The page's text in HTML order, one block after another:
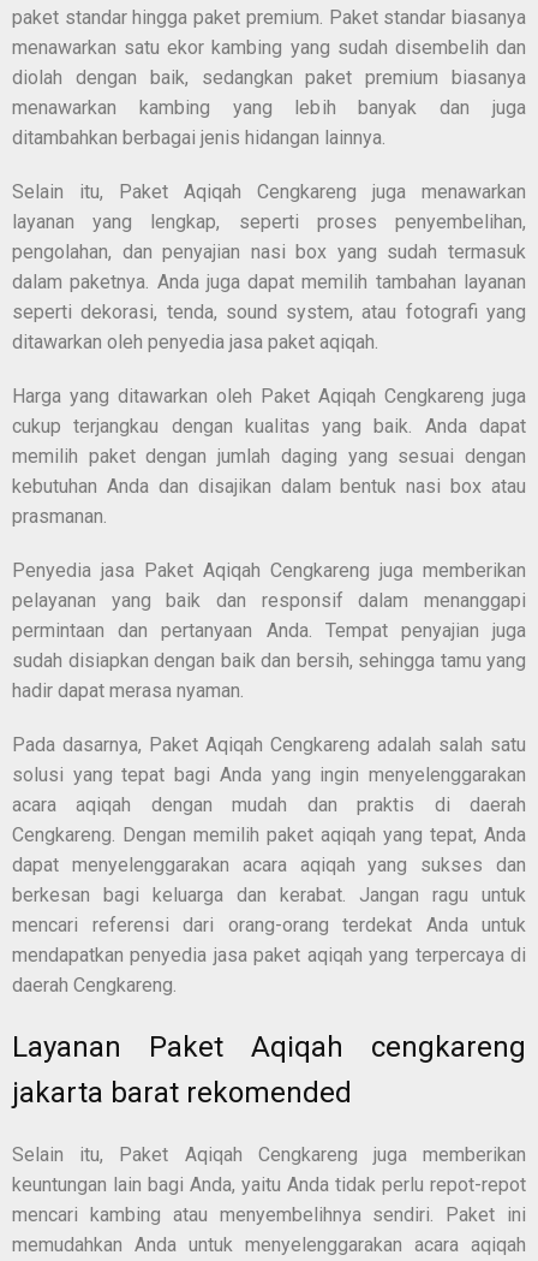
paket standar hingga paket premium. Paket standar biasanya
menawarkan satu ekor kambing yang sudah disembelih dan
diolah dengan baik, sedangkan paket premium biasanya
menawarkan kambing yang lebih banyak dan juga
ditambahkan berbagai jenis hidangan lainnya.
Selain itu, Paket Aqiqah Cengkareng juga menawarkan
layanan yang lengkap, seperti proses penyembelihan,
pengolahan, dan penyajian nasi box yang sudah termasuk
dalam paketnya. Anda juga dapat memilih tambahan layanan
seperti dekorasi, tenda, sound system, atau fotografi yang
ditawarkan oleh penyedia jasa paket aqiqah.
Harga yang ditawarkan oleh Paket Aqiqah Cengkareng juga
cukup terjangkau dengan kualitas yang baik. Anda dapat
memilih paket dengan jumlah daging yang sesuai dengan
kebutuhan Anda dan disajikan dalam bentuk nasi box atau
prasmanan.
Penyedia jasa Paket Aqiqah Cengkareng juga memberikan
pelayanan yang baik dan responsif dalam menanggapi
permintaan dan pertanyaan Anda. Tempat penyajian juga
sudah disiapkan dengan baik dan bersih, sehingga tamu yang
hadir dapat merasa nyaman.
Pada dasarnya, Paket Aqiqah Cengkareng adalah salah satu
solusi yang tepat bagi Anda yang ingin menyelenggarakan
acara aqiqah dengan mudah dan praktis di daerah
Cengkareng. Dengan memilih paket aqiqah yang tepat, Anda
dapat menyelenggarakan acara aqiqah yang sukses dan
berkesan bagi keluarga dan kerabat. Jangan ragu untuk
mencari referensi dari orang-orang terdekat Anda untuk
mendapatkan penyedia jasa paket aqiqah yang terpercaya di
daerah Cengkareng.
Layanan Paket Aqiqah cengkareng
jakarta barat rekomended
Selain itu, Paket Aqiqah Cengkareng juga memberikan
keuntungan lain bagi Anda, yaitu Anda tidak perlu repot-repot
mencari kambing atau menyembelihnya sendiri. Paket ini
memudahkan Anda untuk menyelenggarakan acara aqiqah